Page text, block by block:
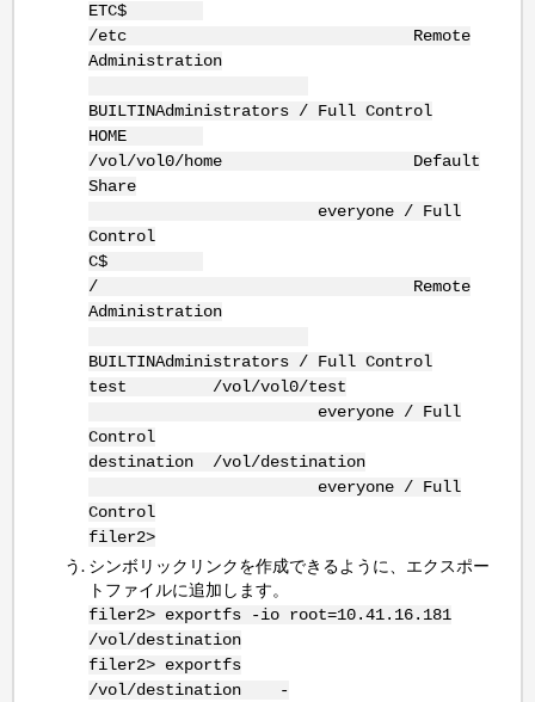
ETC$
/etc Remote
Administration
BUILTINAdministrators / Full Control
HOME
/vol/vol0/home Default
Share
everyone / Full
Control
C$
/ Remote
Administration
BUILTINAdministrators / Full Control
test /vol/vol0/test
everyone / Full
Control
destination /vol/destination
everyone / Full
Control
filer2>
シンボリックリンクを作成できるように、エクスポー
トファイルに追加します。
filer2> exportfs -io root=10.41.16.181
/vol/destination
filer2> exportfs
/vol/destination -